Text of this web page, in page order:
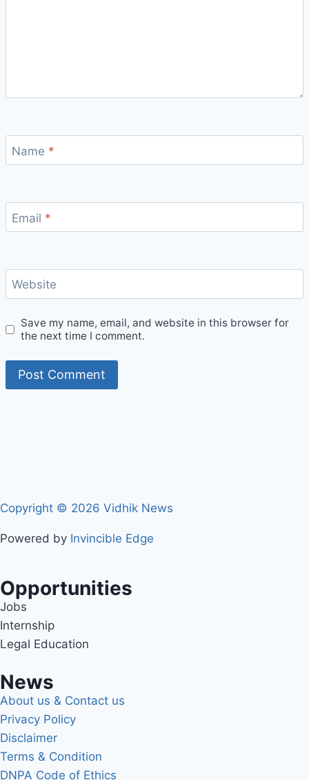
Name *
Email *
Website
Save my name, email, and website in this browser for
the next time I comment.
Copyright © 2026 Vidhik News
Powered by Invincible Edge
Opportunities
Jobs
Internship
Legal Education
News
About us & Contact us
Privacy Policy
Disclaimer
Terms & Condition
DNPA Code of Ethics